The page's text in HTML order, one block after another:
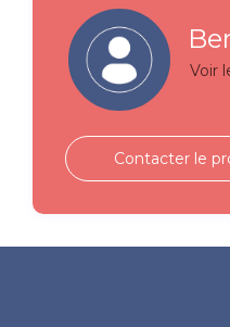
Voir
Contacter le